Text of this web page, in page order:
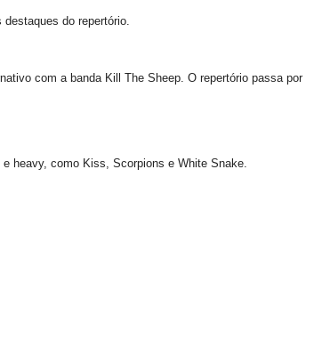
do repertório.
com a banda Kill The Sheep. O repertório passa por
heavy, como Kiss, Scorpions e White Snake.